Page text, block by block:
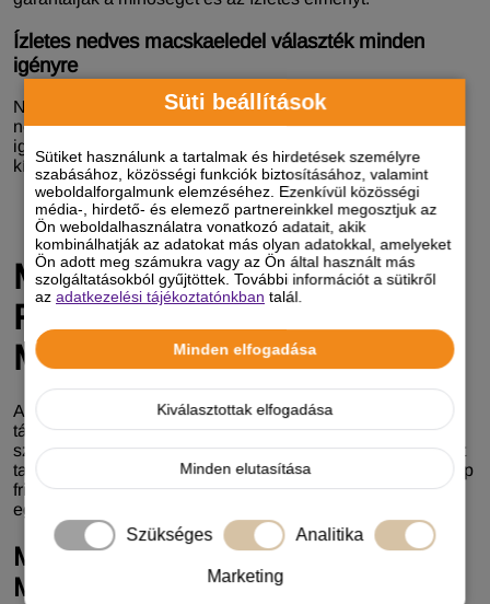
Süti beállítások
Sütiket használunk a tartalmak és hirdetések személyre
szabásához, közösségi funkciók biztosításához, valamint
weboldalforgalmunk elemzéséhez. Ezenkívül közösségi
média-, hirdető- és elemező partnereinkkel megosztjuk az
Ön weboldalhasználatra vonatkozó adatait, akik
kombinálhatják az adatokat más olyan adatokkal, amelyeket
Ön adott meg számukra vagy az Ön által használt más
szolgáltatásokból gyűjtöttek. További információt a sütikről
azadatkezelési tájékoztatónkban talál.
Minden elfogadása
Kiválasztottak elfogadása
Minden elutasítása
Szükséges Analitika
Marketing
Ízletes nedves macskaeledel választék minden
igényre
Nálunk minden macska megtalálja a számára ideális
nedves macska kaját. Legyen szó speciális táplálkozási
igényekről vagy életkor-specifikus formulákról,
kínálatunkban mindenki rátalál a tökéletesre.
Macska Alutasakos Ételek -
Friss és Ízletes Táplálás
Minden Napra
A macska alutasakos ételek praktikus és egészséges
táplálási megoldást kínálnak minden macskás gazda
számára. Ezek a gondosan összeállított, nedves táplálékot
tartalmazó tasakok biztosítják, hogy kedvenced minden nap
friss, ízletes és tápláló ételt kapjon, amely támogatja
egészségét és vitalitását.
Miért Válaszd az Alutasakos
Macskaeledelt?